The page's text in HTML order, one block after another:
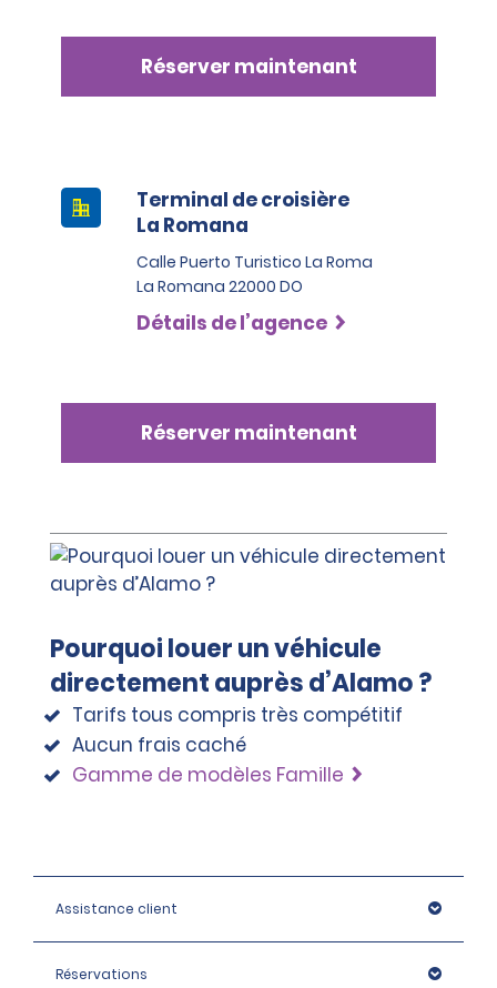
Réserver maintenant
Terminal de croisière
La Romana
Calle Puerto Turistico La Roma
La Romana 22000 DO
Détails de l’agence
Réserver maintenant
Pourquoi louer un véhicule
directement auprès d’Alamo ?
Tarifs tous compris très compétitif
Aucun frais caché
Gamme de modèles Famille
Assistance client
Réservations